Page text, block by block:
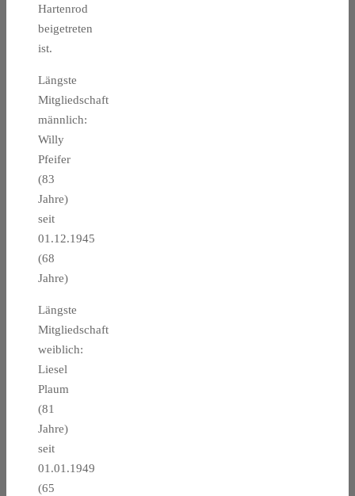
Hartenrod
beigetreten
ist.
Längste
Mitgliedschaft
männlich:
Willy
Pfeifer
(83
Jahre)
seit
01.12.1945
(68
Jahre)
Längste
Mitgliedschaft
weiblich:
Liesel
Plaum
(81
Jahre)
seit
01.01.1949
(65